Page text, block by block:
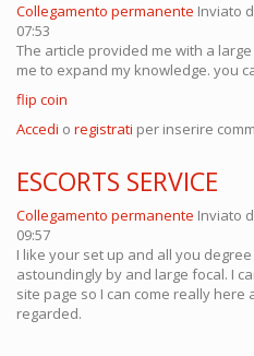
Collegamento permanente Inviato
07:53
The article provided me with a
me to expand my knowledge. you
flip coin
Accedi o registrati per inserire
ESCORTS SERVICE
Collegamento permanente Inviato
09:57
I like your set up and all you
astoundingly by and large focal. I
site page so I can come really here
regarded.